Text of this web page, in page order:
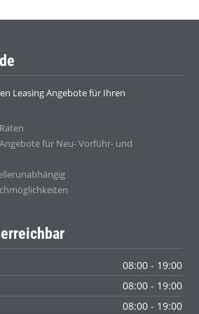
Leasing Angebote für Ihren
für Neu- Vorführ- und
08:00 - 19:00
08:00 - 19:00
08:00 - 19:00